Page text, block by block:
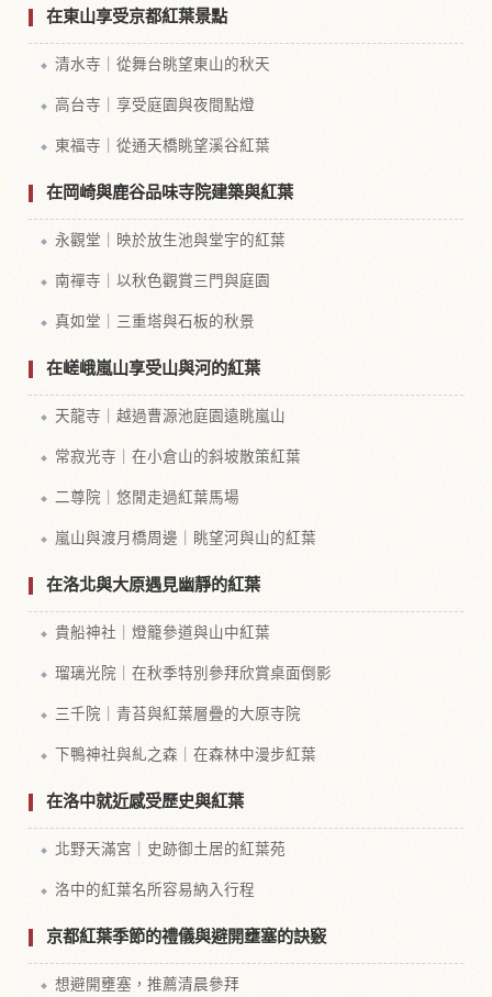
在東山享受京都紅葉景點
清水寺｜從舞台眺望東山的秋天
高台寺｜享受庭園與夜間點燈
東福寺｜從通天橋眺望溪谷紅葉
在岡崎與鹿谷品味寺院建築與紅葉
永觀堂｜映於放生池與堂宇的紅葉
南禪寺｜以秋色觀賞三門與庭園
真如堂｜三重塔與石板的秋景
在嵯峨嵐山享受山與河的紅葉
天龍寺｜越過曹源池庭園遠眺嵐山
常寂光寺｜在小倉山的斜坡散策紅葉
二尊院｜悠閒走過紅葉馬場
嵐山與渡月橋周邊｜眺望河與山的紅葉
在洛北與大原遇見幽靜的紅葉
貴船神社｜燈籠參道與山中紅葉
瑠璃光院｜在秋季特別參拜欣賞桌面倒影
三千院｜青苔與紅葉層疊的大原寺院
下鴨神社與糺之森｜在森林中漫步紅葉
在洛中就近感受歷史與紅葉
北野天滿宮｜史跡御土居的紅葉苑
洛中的紅葉名所容易納入行程
京都紅葉季節的禮儀與避開壅塞的訣竅
想避開壅塞，推薦清晨參拜